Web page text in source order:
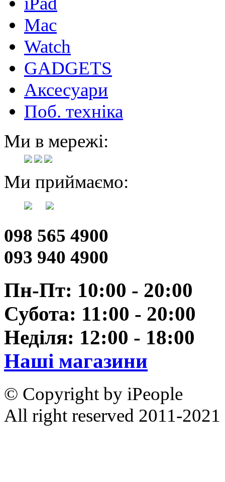
Mac
Watch
GADGETS
Аксесуари
Поб. техніка
Ми в мережі:
Ми приймаємо:
098 565 4900
093 940 4900
Пн-Пт: 10:00 - 20:00
Субота: 11:00 - 20:00
Неділя: 12:00 - 18:00
Наші магазини
© Copyright by iPeople
All right reserved 2011-2021